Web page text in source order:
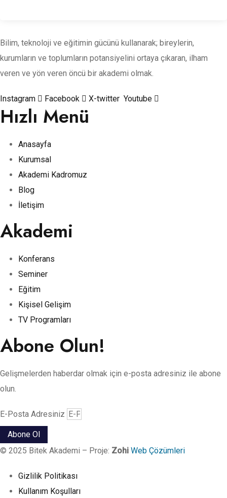
Bilim, teknoloji ve eğitimin gücünü kullanarak; bireylerin,
kurumların ve toplumların potansiyelini ortaya çıkaran, ilham
veren ve yön veren öncü bir akademi olmak.
Instagram Facebook X-twitter Youtube
Hızlı Menü
Anasayfa
Kurumsal
Akademi Kadromuz
Blog
İletişim
Akademi
Konferans
Seminer
Eğitim
Kişisel Gelişim
TV Programları
Abone Olun!
Gelişmelerden haberdar olmak için e-posta adresiniz ile abone
olun.
E-Posta Adresiniz
Abone Ol
© 2025 Bitek Akademi – Proje: Zohi Web Çözümleri
Gizlilik Politikası
Kullanım Koşulları